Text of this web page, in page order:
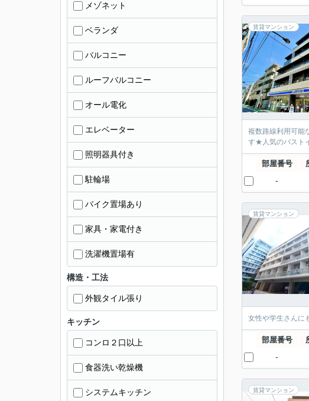
賃貸マンション
複数路線利用可能
す★人気のバスト
部屋番号
-
賃貸マンション
女性や学生さんに
部屋番号
-
賃貸マンション
メゾネット
ベランダ
バルコニー
ルーフバルコニー
オール電化
エレベーター
照明器具付き
駐輪場
バイク置場あり
家具・家電付き
洗濯機置場有
構造・工法
外観タイル張り
キッチン
コンロ２口以上
食器洗い乾燥機
システムキッチン